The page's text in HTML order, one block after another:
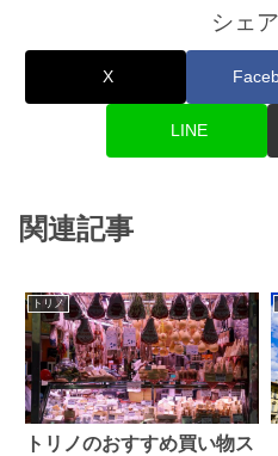
シェ
X
LINE
関連記事
トリノ
トリノのおすすめ買い物ス